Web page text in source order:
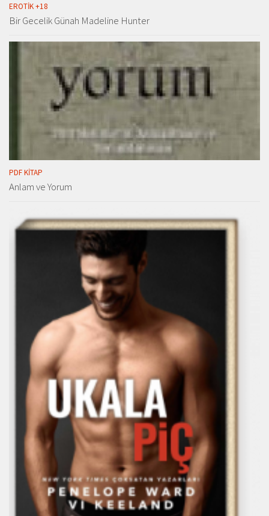
EROTIK +18
Bir Gecelik Günah Madeline Hunter
PDF KITAP
Anlam ve Yorum